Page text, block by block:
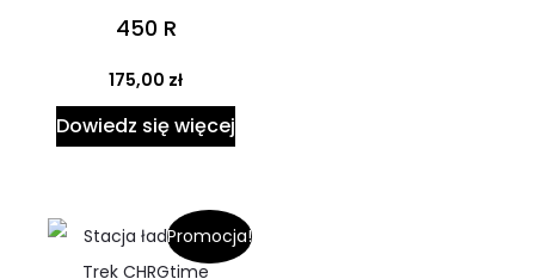
450 R
175,00 zł
Dowiedz się więcej
Promocja!